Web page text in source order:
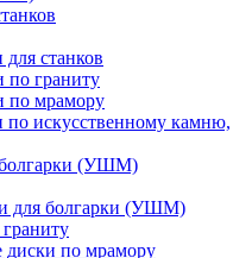
станков
по граниту
по мрамору
по искусственному камню,
болгарки (УШМ)
для болгарки (УШМ)
диски по мрамору